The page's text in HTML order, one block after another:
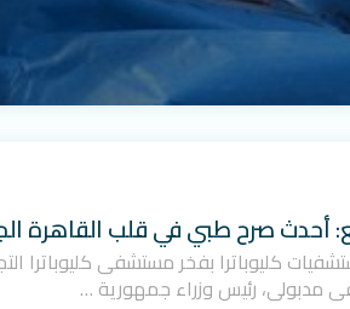
أحدث صرح طبي في قلب القاهرة
مجموعة مستشفيات كليوباترا بفخر مستشفى
مدبولي، رئيس وزراء جمهورية …